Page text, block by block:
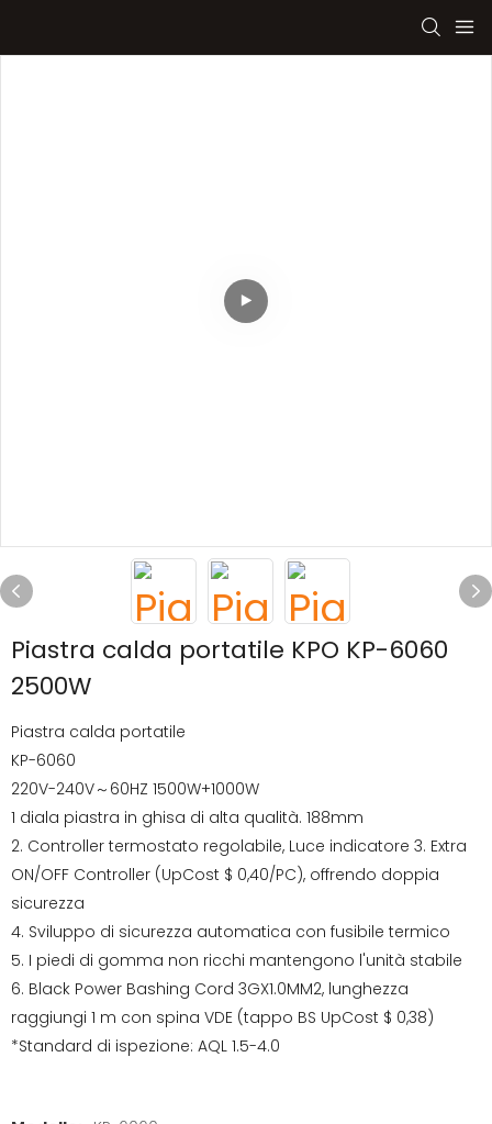
Piastra calda portatile KPO KP-6060
2500W
Piastra calda portatile
KP-6060
220V-240V～60HZ 1500W+1000W
1 diala piastra in ghisa di alta qualità. 188mm
2. Controller termostato regolabile, Luce indicatore 3. Extra
ON/OFF Controller (UpCost $ 0,40/PC), offrendo doppia
sicurezza
4. Sviluppo di sicurezza automatica con fusibile termico
5. I piedi di gomma non ricchi mantengono l'unità stabile
6. Black Power Bashing Cord 3GX1.0MM2, lunghezza
raggiungi 1 m con spina VDE (tappo BS UpCost $ 0,38)
*Standard di ispezione: AQL 1.5-4.0